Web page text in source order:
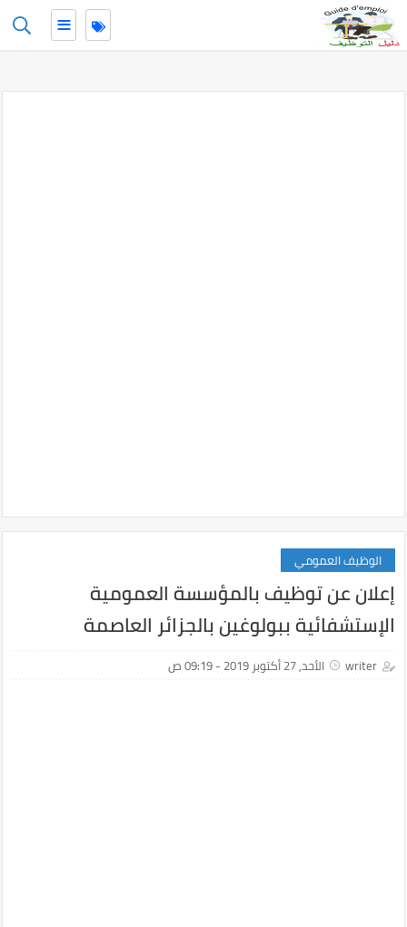
-->
≡
الوظيف العمومي
إعلان عن توظيف بالمؤسسة العمومية
الإستشفائية ببولوغين بالجزائر العاصمة
writer الأحد, 27 أكتوبر 2019 - 09:19 ص